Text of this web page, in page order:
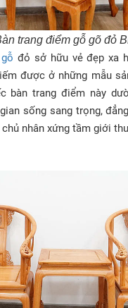
trang điểm gỗ gõ đỏ
đỏ sở hữu vẻ đẹp xa
được ở những mẫu
bàn trang điểm này
sống sang trọng,
nhân xứng tầm giới